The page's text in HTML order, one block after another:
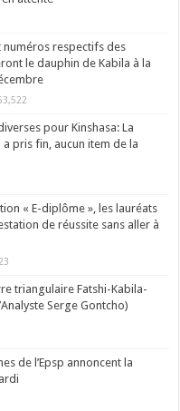
numéros respectifs des
le dauphin de Kabila à la
pour Kinshasa: La
pris fin, aucun item de la
« E-diplôme », les lauréats
de réussite sans aller à
triangulaire Fatshi-Kabila-
Serge Gontcho)
de l’Epsp annoncent la